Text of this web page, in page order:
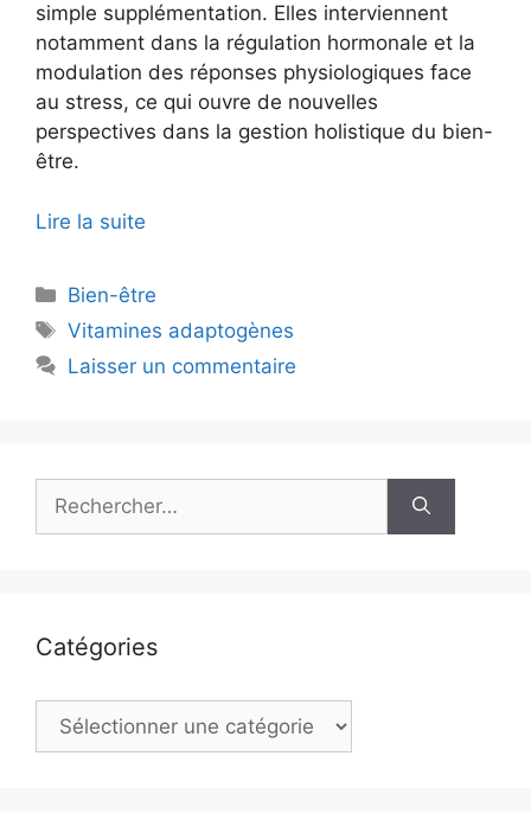
simple supplémentation. Elles interviennent
notamment dans la régulation hormonale et la
modulation des réponses physiologiques face
au stress, ce qui ouvre de nouvelles
perspectives dans la gestion holistique du bien-
être.
Lire la suite
Catégories
Bien-être
Étiquettes
Vitamines adaptogènes
Laisser un commentaire
Catégories
Catégories